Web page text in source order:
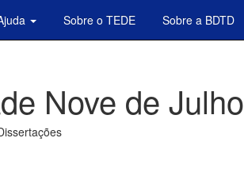
Sobre o TEDE Sobre a BDTD
Nove de Julho